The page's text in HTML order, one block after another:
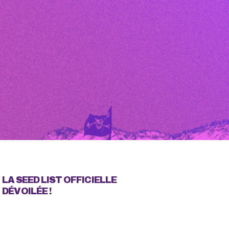
LA SEED LIST OFFICIELLE
DÉVOILÉE !